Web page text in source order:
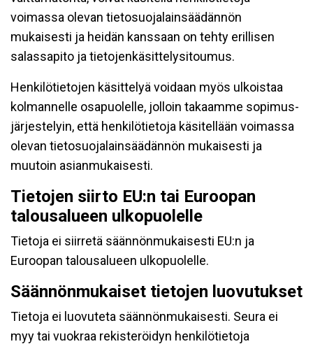
voimassa olevan tietosuojalainsäädännön
mukaisesti ja heidän kanssaan on tehty erillisen
salassapito ja tietojenkäsittelysitoumus.
Henkilötietojen käsittelyä voidaan myös ulkoistaa
kolmannelle osapuolelle, jolloin takaamme sopimus-
järjestelyin, että henkilötietoja käsitellään voimassa
olevan tietosuojalainsäädännön mukaisesti ja
muutoin asianmukaisesti.
Tietojen siirto EU:n tai Euroopan
talousalueen ulkopuolelle
Tietoja ei siirretä säännönmukaisesti EU:n ja
Euroopan talousalueen ulkopuolelle.
Säännönmukaiset tietojen luovutukset
Tietoja ei luovuteta säännönmukaisesti. Seura ei
myy tai vuokraa rekisteröidyn henkilötietoja